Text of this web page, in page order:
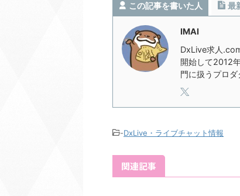
この記事を書いた人 最
IMAI
DxLive求人
開始して2012
門に扱うプロダ
-DxLive・ライブチャット情報
関連記事